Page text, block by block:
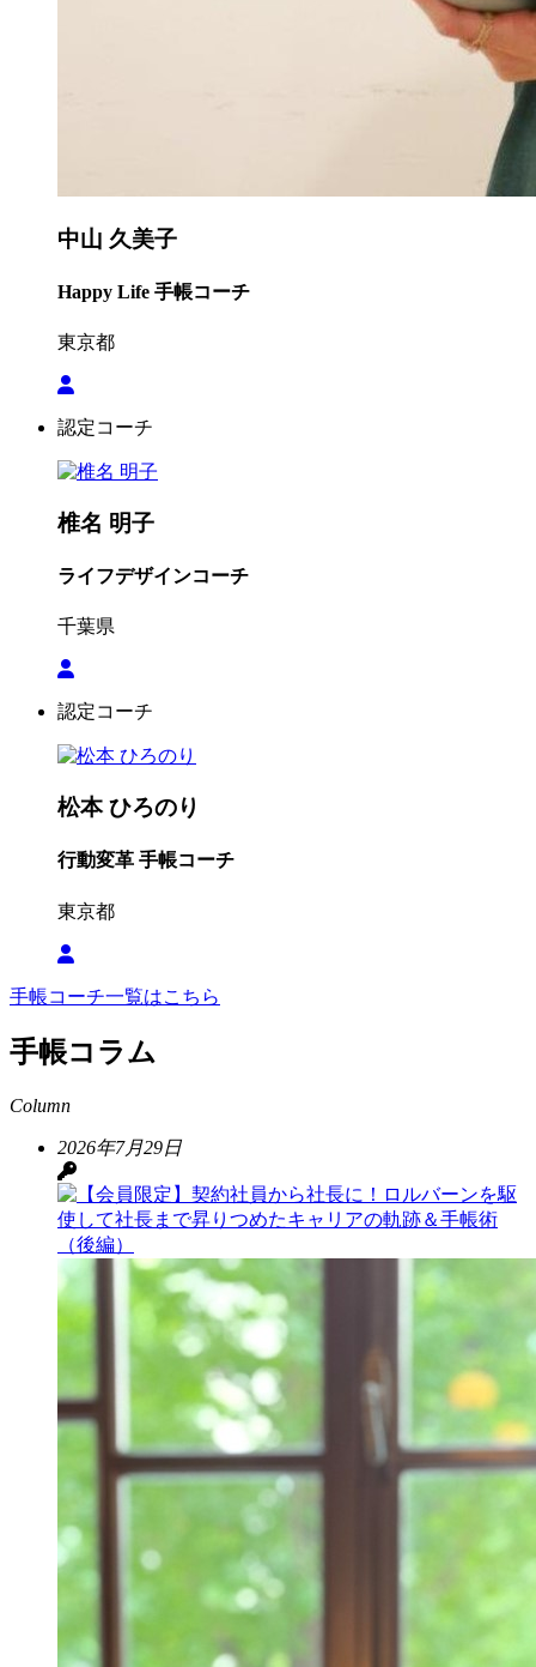
中山 久美子
Happy Life 手帳コーチ
東京都
認定コーチ
椎名 明子
ライフデザインコーチ
千葉県
認定コーチ
松本 ひろのり
行動変革 手帳コーチ
東京都
手帳コーチ一覧はこちら
手帳コラム
Column
2026年7月29日